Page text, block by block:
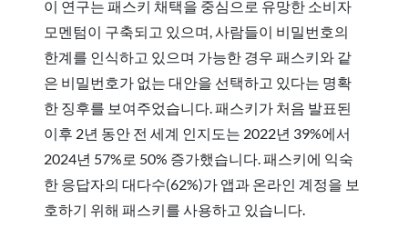
이 연구는 패스키 채택을 중심으로 유망한 소비자
모멘텀이 구축되고 있으며, 사람들이 비밀번호의
한계를 인식하고 있으며 가능한 경우 패스키와 같
은 비밀번호가 없는 대안을 선택하고 있다는 명확
한 징후를 보여주었습니다. 패스키가 처음 발표된
이후 2년 동안 전 세계 인지도는 2022년 39%에서
2024년 57%로 50% 증가했습니다. 패스키에 익숙
한 응답자의 대다수(62%)가 앱과 온라인 계정을 보
호하기 위해 패스키를 사용하고 있습니다.